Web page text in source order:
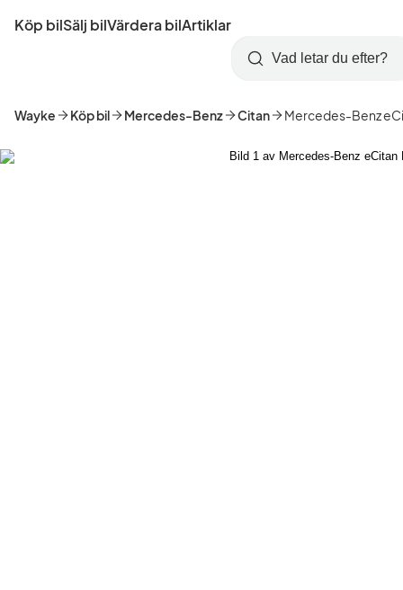
till
Startsida
Köp bilSälj bilVärdera bilArtiklar
Skapa
konto
Logga
in
Sök
Wayke Köp bil Mercedes-Benz Citan Mercedes-Benz